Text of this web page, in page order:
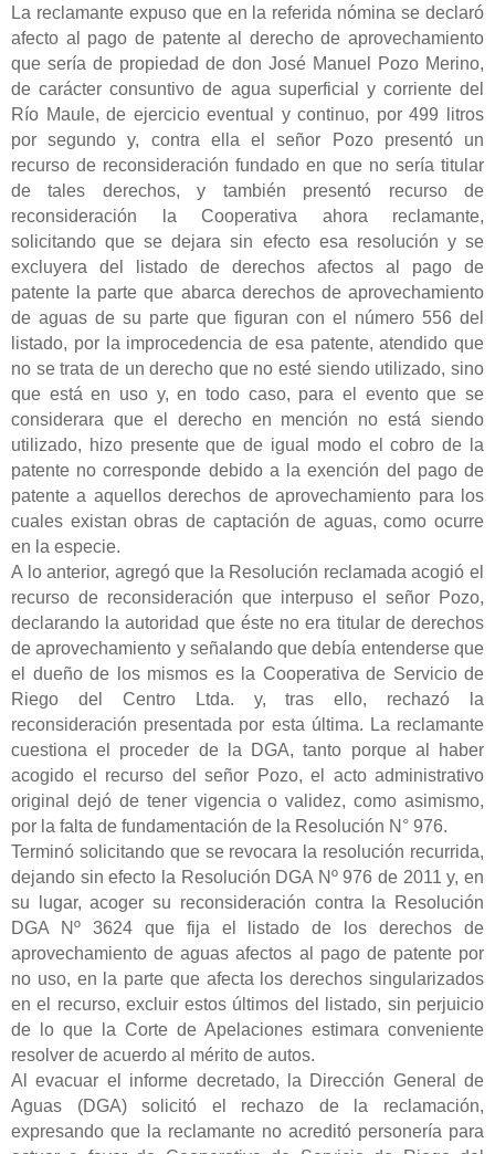
La reclamante expuso que en la referida nómina se declaró
afecto al pago de patente al derecho de aprovechamiento
que sería de propiedad de don José Manuel Pozo Merino,
de carácter consuntivo de agua superficial y corriente del
Río Maule, de ejercicio eventual y continuo, por 499 litros
por segundo y, contra ella el señor Pozo presentó un
recurso de reconsideración fundado en que no sería titular
de tales derechos, y también presentó recurso de
reconsideración la Cooperativa ahora reclamante,
solicitando que se dejara sin efecto esa resolución y se
excluyera del listado de derechos afectos al pago de
patente la parte que abarca derechos de aprovechamiento
de aguas de su parte que figuran con el número 556 del
listado, por la improcedencia de esa patente, atendido que
no se trata de un derecho que no esté siendo utilizado, sino
que está en uso y, en todo caso, para el evento que se
considerara que el derecho en mención no está siendo
utilizado, hizo presente que de igual modo el cobro de la
patente no corresponde debido a la exención del pago de
patente a aquellos derechos de aprovechamiento para los
cuales existan obras de captación de aguas, como ocurre
en la especie.
A lo anterior, agregó que la Resolución reclamada acogió el
recurso de reconsideración que interpuso el señor Pozo,
declarando la autoridad que éste no era titular de derechos
de aprovechamiento y señalando que debía entenderse que
el dueño de los mismos es la Cooperativa de Servicio de
Riego del Centro Ltda. y, tras ello, rechazó la
reconsideración presentada por esta última. La reclamante
cuestiona el proceder de la DGA, tanto porque al haber
acogido el recurso del señor Pozo, el acto administrativo
original dejó de tener vigencia o validez, como asimismo,
por la falta de fundamentación de la Resolución N° 976.
Terminó solicitando que se revocara la resolución recurrida,
dejando sin efecto la Resolución DGA Nº 976 de 2011 y, en
su lugar, acoger su reconsideración contra la Resolución
DGA Nº 3624 que fija el listado de los derechos de
aprovechamiento de aguas afectos al pago de patente por
no uso, en la parte que afecta los derechos singularizados
en el recurso, excluir estos últimos del listado, sin perjuicio
de lo que la Corte de Apelaciones estimara conveniente
resolver de acuerdo al mérito de autos.
Al evacuar el informe decretado, la Dirección General de
Aguas (DGA) solicitó el rechazo de la reclamación,
expresando que la reclamante no acreditó personería para